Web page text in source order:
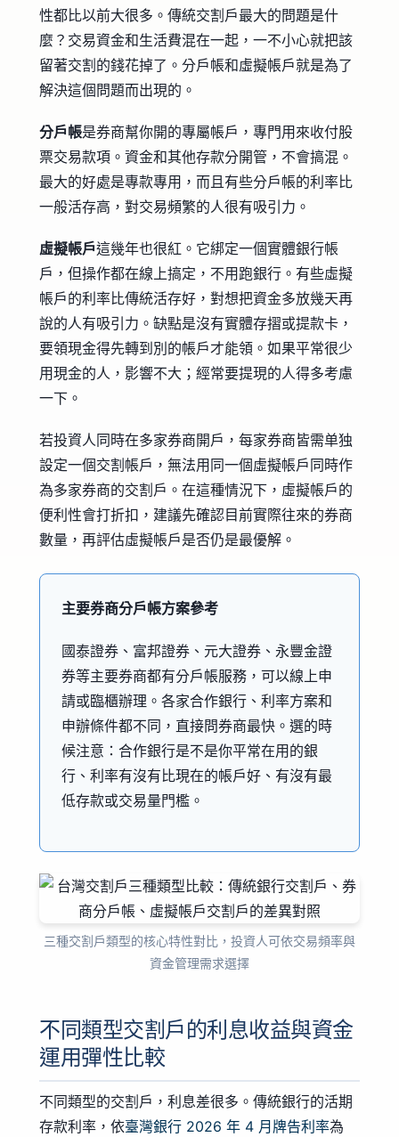
性都比以前大很多。傳統交割戶最大的問題是什
麼？交易資金和生活費混在一起，一不小心就把該
留著交割的錢花掉了。分戶帳和虛擬帳戶就是為了
解決這個問題而出現的。
分戶帳是券商幫你開的專屬帳戶，專門用來收付股
票交易款項。資金和其他存款分開管，不會搞混。
最大的好處是專款專用，而且有些分戶帳的利率比
一般活存高，對交易頻繁的人很有吸引力。
虛擬帳戶這幾年也很紅。它綁定一個實體銀行帳
戶，但操作都在線上搞定，不用跑銀行。有些虛擬
帳戶的利率比傳統活存好，對想把資金多放幾天再
說的人有吸引力。缺點是沒有實體存摺或提款卡，
要領現金得先轉到別的帳戶才能領。如果平常很少
用現金的人，影響不大；經常要提現的人得多考慮
一下。
若投資人同時在多家券商開戶，每家券商皆需单独
設定一個交割帳戶，無法用同一個虛擬帳戶同時作
為多家券商的交割戶。在這種情況下，虛擬帳戶的
便利性會打折扣，建議先確認目前實際往來的券商
數量，再評估虛擬帳戶是否仍是最優解。
主要券商分戶帳方案參考
國泰證券、富邦證券、元大證券、永豐金證
券等主要券商都有分戶帳服務，可以線上申
請或臨櫃辦理。各家合作銀行、利率方案和
申辦條件都不同，直接問券商最快。選的時
候注意：合作銀行是不是你平常在用的銀
行、利率有沒有比現在的帳戶好、有沒有最
低存款或交易量門檻。
三種交割戶類型的核心特性對比，投資人可依交易頻率與
資金管理需求選擇
不同類型交割戶的利息收益與資金
運用彈性比較
不同類型的交割戶，利息差很多。傳統銀行的活期
存款利率，依臺灣銀行 2026 年 4 月牌告利率為